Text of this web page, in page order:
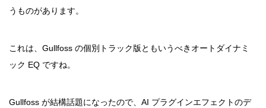
うものがあります。
これは、Gullfoss の個別トラック版ともいうべきオートダイナミ
ック EQ ですね。
Gullfoss が結構話題になったので、AI プラグインエフェクトのデ